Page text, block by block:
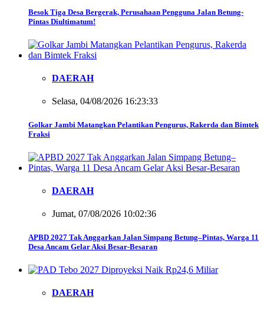
Besok Tiga Desa Bergerak, Perusahaan Pengguna Jalan Betung-
Pintas Diultimatum!
DAERAH
Selasa, 04/08/2026 16:23:33
Golkar Jambi Matangkan Pelantikan Pengurus, Rakerda dan Bimtek
Fraksi
DAERAH
Jumat, 07/08/2026 10:02:36
APBD 2027 Tak Anggarkan Jalan Simpang Betung–Pintas, Warga 11
Desa Ancam Gelar Aksi Besar-Besaran
DAERAH